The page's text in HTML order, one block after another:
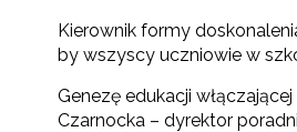
Kierownik formy
by wszyscy uczniowie w
Genezę edukacji
Czarnocka – dyrektor